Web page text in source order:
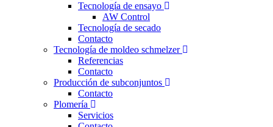
Tecnología de ensayo
AW Control
Tecnología de secado
Contacto
Tecnología de moldeo schmelzer
Referencias
Contacto
Producción de subconjuntos
Contacto
Plomería
Servicios